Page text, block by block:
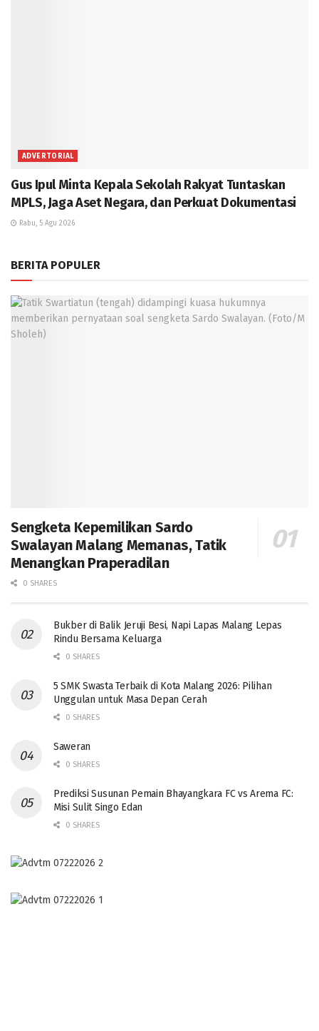
ADVERTORIAL
Gus Ipul Minta Kepala Sekolah Rakyat Tuntaskan
MPLS, Jaga Aset Negara, dan Perkuat Dokumentasi
Rabu, 5 Agu 2026
BERITA POPULER
Sengketa Kepemilikan Sardo
Swalayan Malang Memanas, Tatik
Menangkan Praperadilan
0 SHARES
Bukber di Balik Jeruji Besi, Napi Lapas Malang Lepas
Rindu Bersama Keluarga
0 SHARES
5 SMK Swasta Terbaik di Kota Malang 2026: Pilihan
Unggulan untuk Masa Depan Cerah
0 SHARES
Saweran
0 SHARES
Prediksi Susunan Pemain Bhayangkara FC vs Arema FC:
Misi Sulit Singo Edan
0 SHARES